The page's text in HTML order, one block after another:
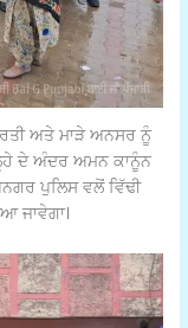
ਅਤੇ ਮਾੜੇ ਅਨਸਰ ਨੂੰ
ਦੇ ਅੰਦਰ ਅਮਨ ਕਾਨੂੰਨ
ਪੁਲਿਸ ਵਲੋਂ ਵਿੱਢੀ
ਜਾਵੇਗਾ।